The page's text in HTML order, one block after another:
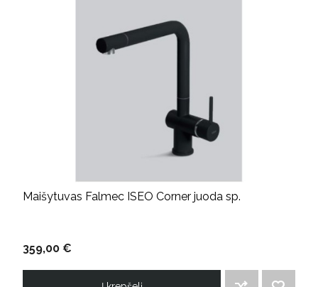
Maišytuvas Falmec ISEO Corner juoda sp.
359,00 €